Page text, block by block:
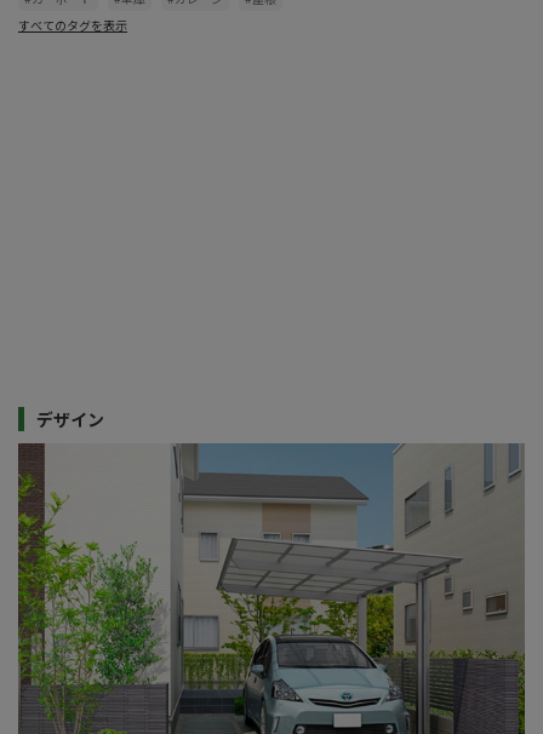
すべてのタグを表示
デザイン